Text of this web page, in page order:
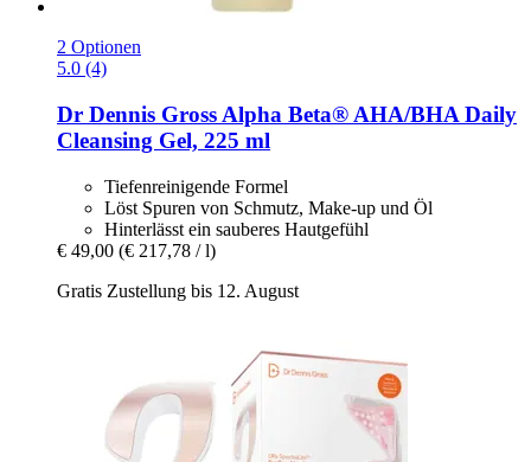
2 Optionen
5.0 (4)
Dr Dennis Gross Alpha Beta® AHA/BHA Daily
Cleansing Gel, 225 ml
Tiefenreinigende Formel
Löst Spuren von Schmutz, Make-up und Öl
Hinterlässt ein sauberes Hautgefühl
€ 49,00 (€ 217,78 / l)
Gratis Zustellung bis 12. August